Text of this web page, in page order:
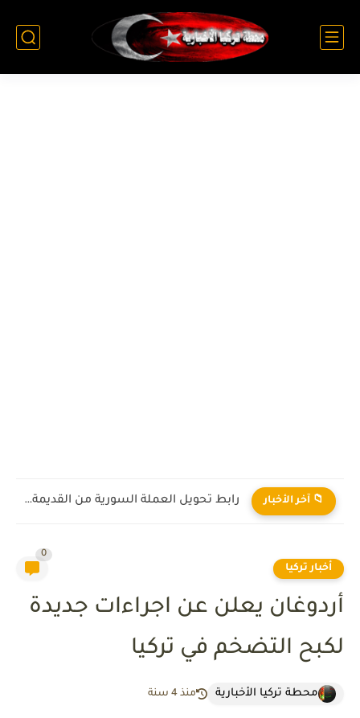
📁 آخر الأخبار رابط تحويل العملة السورية من القديمة إلى الجديدة 2026
أخبار تركيا
0
أردوغان يعلن عن اجراءات جديدة
لكبح التضخم في تركيا
محطة تركيا الأخبارية منذ 4 سنة